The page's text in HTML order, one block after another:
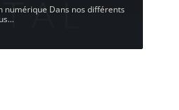
Dans nos différents
…